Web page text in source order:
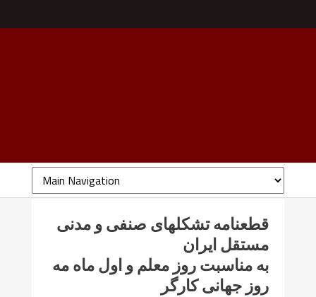
قطعنامه تشکلهای صنفی و مدنی
مستقل ایران
به مناسبت روز معلم و اول ماه مه
روز جهانی کارگر